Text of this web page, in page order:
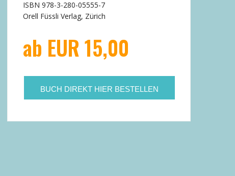
ISBN 978-3-280-05555-7
Orell Füssli Verlag, Zürich
ab EUR 15,00
BUCH DIREKT HIER BESTELLEN